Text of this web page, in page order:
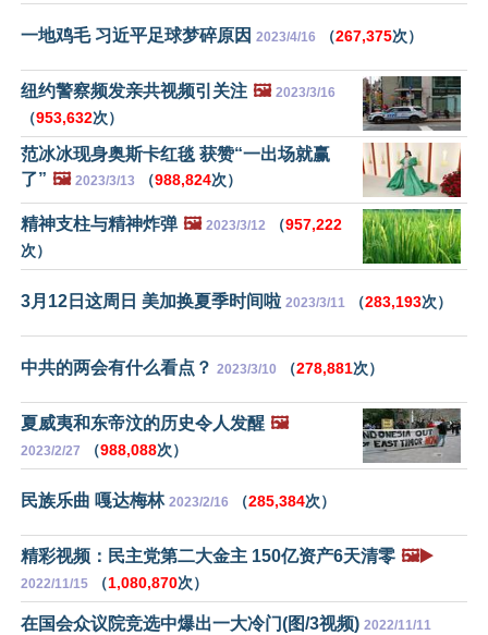
一地鸡毛 习近平足球梦碎原因 2023/4/16 （267,375次）
纽约警察频发亲共视频引关注 🖼️ 2023/3/16
（953,632次）
范冰冰现身奥斯卡红毯 获赞“一出场就赢
了” 🖼️ 2023/3/13 （988,824次）
精神支柱与精神炸弹 🖼️ 2023/3/12 （957,222
次）
3月12日这周日 美加换夏季时间啦 2023/3/11 （283,193次）
中共的两会有什么看点？ 2023/3/10 （278,881次）
夏威夷和东帝汶的历史令人发醒 🖼️
2023/2/27 （988,088次）
民族乐曲 嘎达梅林 2023/2/16 （285,384次）
精彩视频：民主党第二大金主 150亿资产6天清零 🖼️▶️
2022/11/15 （1,080,870次）
在国会众议院竞选中爆出一大冷门(图/3视频) 2022/11/11